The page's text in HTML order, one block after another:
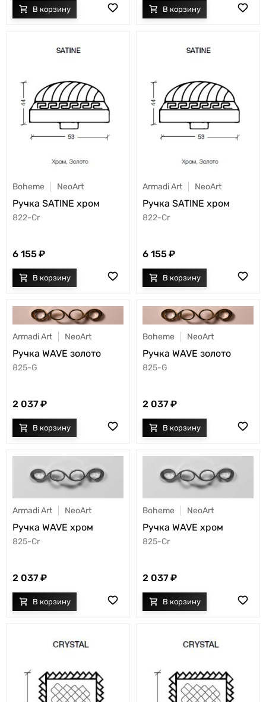
Boheme NeoArt
Ручка SATINE хром
822-Cr
6 155
Armadi Art NeoArt
Ручка SATINE хром
822-Cr
6 155
Armadi Art NeoArt
Ручка WAVE золото
825-G
2 037
Boheme NeoArt
Ручка WAVE золото
825-G
2 037
Armadi Art NeoArt
Ручка WAVE хром
825-Cr
2 037
Boheme NeoArt
Ручка WAVE хром
825-Cr
2 037